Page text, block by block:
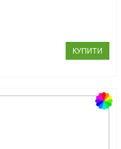
КУПИТИ